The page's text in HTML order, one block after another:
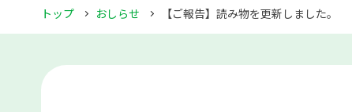
トップ おしらせ 【ご報告】読み物を更新しました。